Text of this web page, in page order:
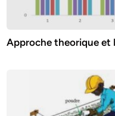
Approche theorique et